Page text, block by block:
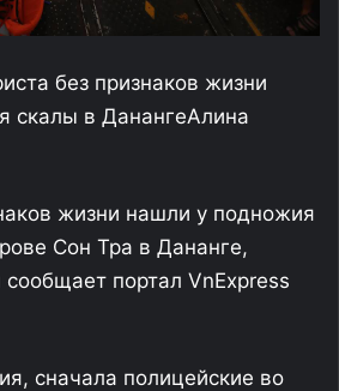
без признаков жизни
скалы в ДанангеАлина
жизни нашли у подножия
Сон Тра в Дананге,
портал VnExpress
сначала полицейские во